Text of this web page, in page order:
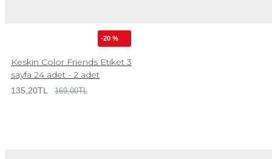
-20 %
Keskin Color Friends Etiket 3
sayfa 24 adet - 2 adet
135,20TL 169,00TL